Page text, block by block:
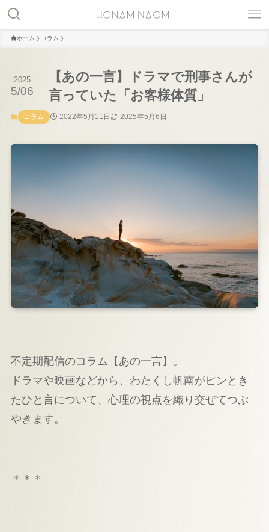
ホーム コラム
【あの一言】ドラマで刑事さんが
言っていた「お客様体質」
2025
5/06
コラム 2022年5月11日 2025年5月6日
不定期配信のコラム【あの一言】。
ドラマや映画などから、わたくし帆南がピンとき
たひと言について、心理の視点を織り交ぜてつぶ
やきます。
＊＊＊